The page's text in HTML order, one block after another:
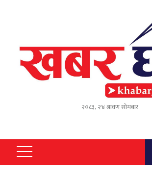
२०८३, २४ श्रावण सोमबार